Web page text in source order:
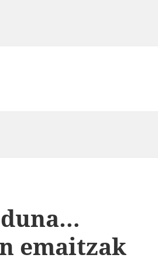
emaitzak